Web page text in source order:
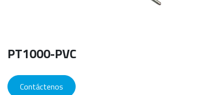
PT1000-PVC
Contáctenos